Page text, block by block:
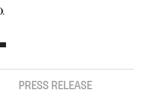
PRESS RELEASE